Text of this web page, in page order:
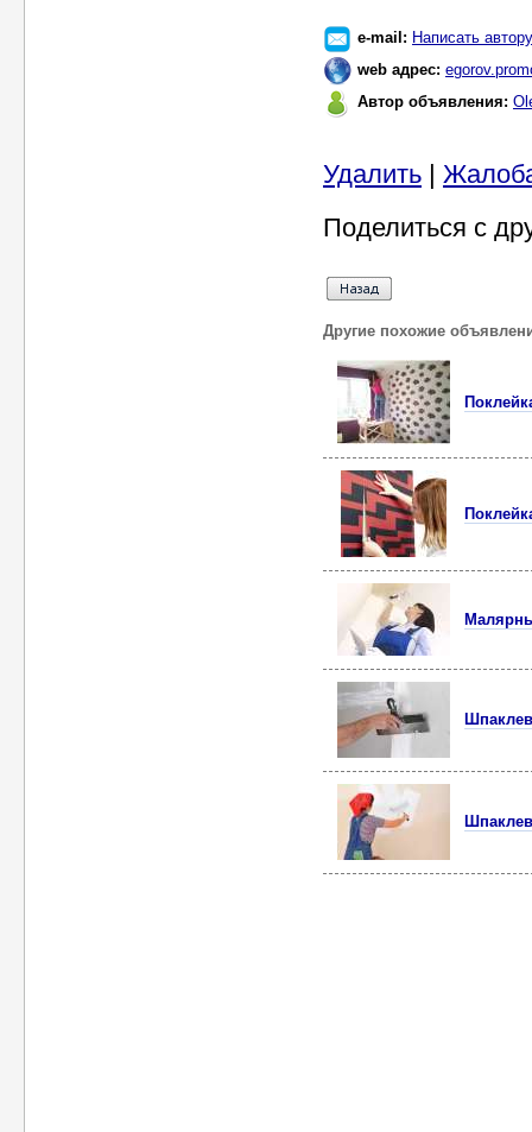
e-mail: Написать автору
web адрес:
Автор объявления:
Удалить |
Поделиться с
Другие похожие